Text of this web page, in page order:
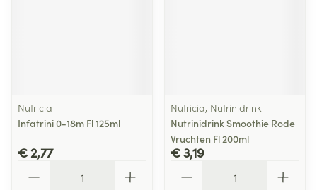
Nutricia
Infatrini 0-18m Fl 125ml
€ 2,77
Nutricia, Nutrinidrink
Nutrinidrink Smoothie Rode
Vruchten Fl 200ml
€ 3,19